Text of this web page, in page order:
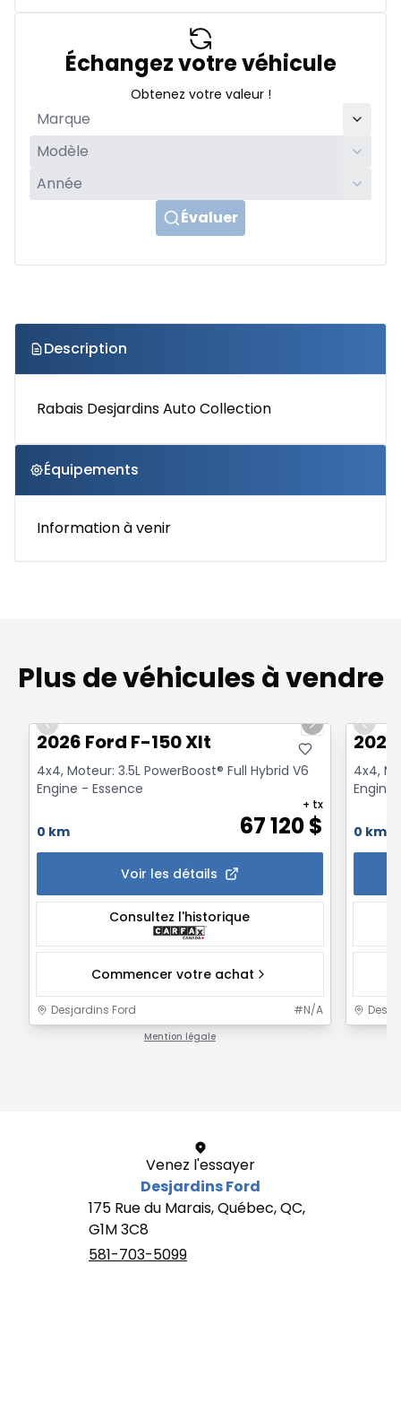
Échangez votre véhicule
Obtenez votre valeur !
Évaluer
Description
Rabais Desjardins Auto Collection
Équipements
Information à venir
Plus de véhicules à vendre
Previous slide
Next slide
2026 Ford F-150 Xlt
4x4, Moteur: 3.5L PowerBoost® Full Hybrid V6
Engine - Essence
0 km 67 120$
+ tx
Voir les détails
Consultez l'historique
Commencer votre achat
Desjardins Ford #N/A
Mention légale
4x4,
Engine
0 km
Venez l'essayer
Desjardins Ford
175 Rue du Marais, Québec, QC,
G1M 3C8
581-703-5099